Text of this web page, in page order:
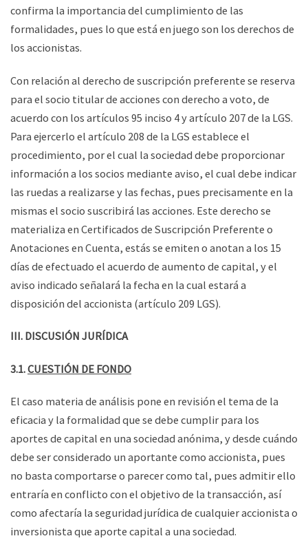
confirma la importancia del cumplimiento de las
formalidades, pues lo que está en juego son los derechos de
los accionistas.
Con relación al derecho de suscripción preferente se reserva
para el socio titular de acciones con derecho a voto, de
acuerdo con los artículos 95 inciso 4 y artículo 207 de la LGS.
Para ejercerlo el artículo 208 de la LGS establece el
procedimiento, por el cual la sociedad debe proporcionar
información a los socios mediante aviso, el cual debe indicar
las ruedas a realizarse y las fechas, pues precisamente en la
mismas el socio suscribirá las acciones. Este derecho se
materializa en Certificados de Suscripción Preferente o
Anotaciones en Cuenta, estás se emiten o anotan a los 15
días de efectuado el acuerdo de aumento de capital, y el
aviso indicado señalará la fecha en la cual estará a
disposición del accionista (artículo 209 LGS).
III. DISCUSIÓN JURÍDICA
3.1.CUESTIÓN DE FONDO
El caso materia de análisis pone en revisión el tema de la
eficacia y la formalidad que se debe cumplir para los
aportes de capital en una sociedad anónima, y desde cuándo
debe ser considerado un aportante como accionista, pues
no basta comportarse o parecer como tal, pues admitir ello
entraría en conflicto con el objetivo de la transacción, así
como afectaría la seguridad jurídica de cualquier accionista o
inversionista que aporte capital a una sociedad.